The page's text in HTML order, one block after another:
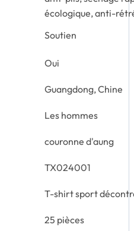
écologique, anti-
Soutien
Oui
Guangdong, Chine
Les hommes
couronne d'aung
TX024001
T-shirt sport
25 pièces